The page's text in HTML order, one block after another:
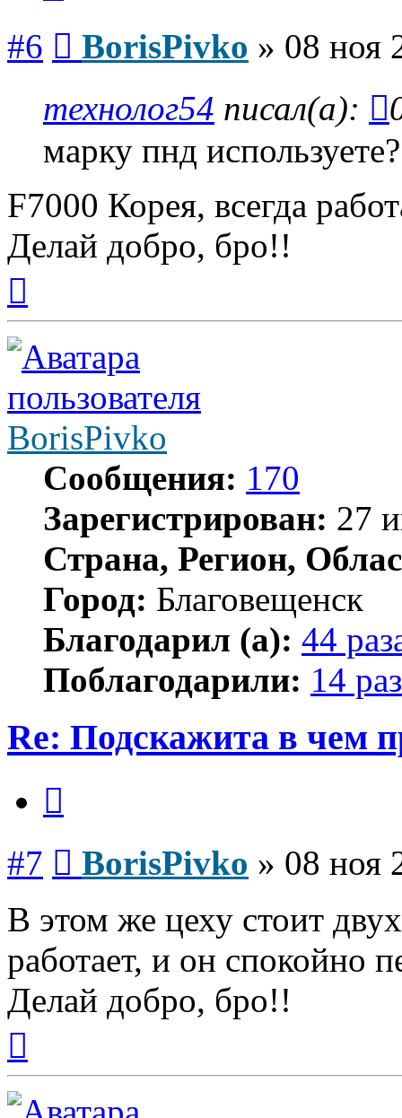
#6 BorisPivko » 08 ноя
технолог54 писал(а):
марку пнд используете?
F7000 Корея, всегда
Делай добро, бро!!
началу
BorisPivko
Сообщения: 170
Зарегистрирован: 27
Страна, Регион,
Город: Благовещенск
Благодарил (а): 44
Поблагодарили: 14 раз
Re: Подскажита в чем
#7 BorisPivko » 08 ноя
В этом же цеху стоит
работает, и он спокойно
Делай добро, бро!!
началу